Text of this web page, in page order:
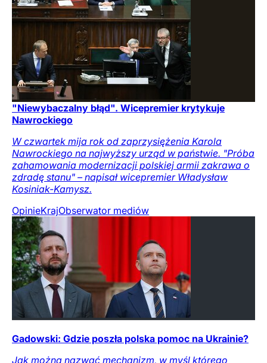
"Niewybaczalny błąd". Wicepremier krytykuje
Nawrockiego
W czwartek mija rok od zaprzysiężenia Karola
Nawrockiego na najwyższy urząd w państwie. "Próba
zahamowania modernizacji polskiej armii zakrawa o
zdradę stanu" – napisał wicepremier Władysław
Kosiniak-Kamysz.
OpinieKrajObserwator mediów
Gadowski: Gdzie poszła polska pomoc na Ukrainie?
Jak można nazwać mechanizm, w myśl którego